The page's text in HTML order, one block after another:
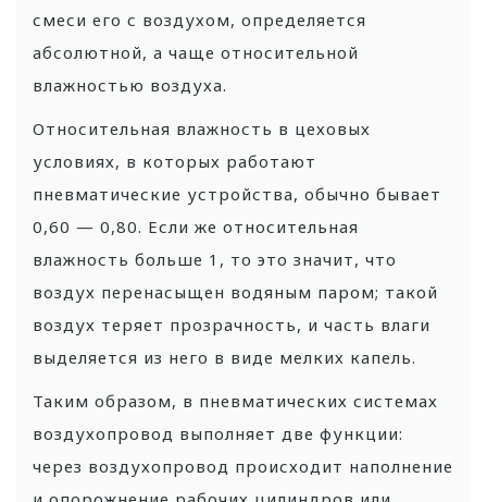
смеси его с воздухом, определяется
абсолютной, а чаще относительной
влажностью воздуха.
Относительная влажность в цеховых
условиях, в которых работают
пневматические устройства, обычно бывает
0,60 — 0,80. Если же относительная
влажность больше 1, то это значит, что
воздух перенасыщен водяным паром; такой
воздух теряет прозрачность, и часть влаги
выделяется из него в виде мелких капель.
Таким образом, в пневматических системах
воздухопровод выполняет две функции:
через воздухопровод происходит наполнение